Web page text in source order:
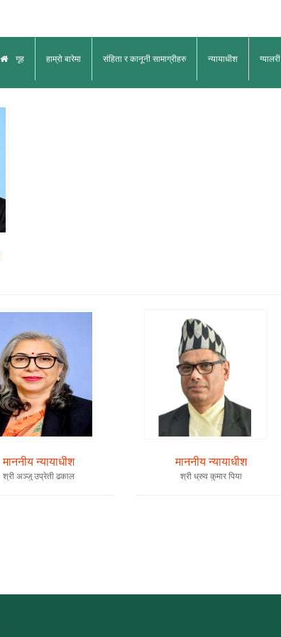
गृह हाम्रो बारेमा संहिता र कानूनी सामाग्रीहरु न्यायाधीश ग्यालरी
माननीय न्यायाधीश
श्री अञ्जु उप्रेती ढकाल
माननीय न्यायाधीश
श्री ध्रुव कुमार पिया